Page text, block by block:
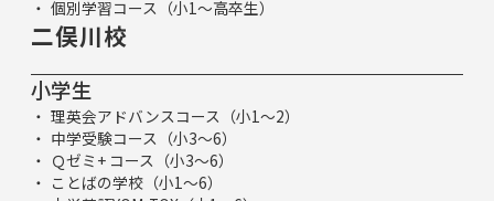
個別学習コース（小1～高卒生）
二俣川校
小学生
理英会アドバンスコース（小1～2）
中学受験コース（小3～6）
Ｑゼミ+ コース（小3～6）
ことばの学校（小1～6）